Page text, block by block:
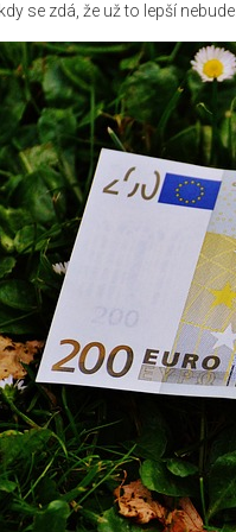
se zdá, že už to lepší nebude.